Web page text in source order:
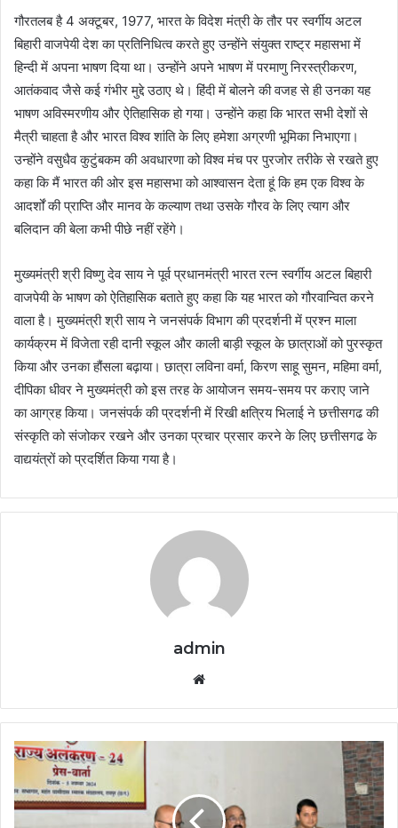
गौरतलब है 4 अक्टूबर, 1977, भारत के विदेश मंत्री के तौर पर स्वर्गीय अटल
बिहारी वाजपेयी देश का प्रतिनिधित्व करते हुए उन्होंने संयुक्त राष्ट्र महासभा में
हिन्दी में अपना भाषण दिया था। उन्होंने अपने भाषण में परमाणु निरस्त्रीकरण,
आतंकवाद जैसे कई गंभीर मुद्दे उठाए थे। हिंदी में बोलने की वजह से ही उनका यह
भाषण अविस्मरणीय और ऐतिहासिक हो गया। उन्होंने कहा कि भारत सभी देशों से
मैत्री चाहता है और भारत विश्व शांति के लिए हमेशा अग्रणी भूमिका निभाएगा।
उन्होंने वसुधैव कुटुंबकम की अवधारणा को विश्व मंच पर पुरजोर तरीके से रखते हुए
कहा कि मैं भारत की ओर इस महासभा को आश्वासन देता हूं कि हम एक विश्व के
आदर्शों की प्राप्ति और मानव के कल्याण तथा उसके गौरव के लिए त्याग और
बलिदान की बेला कभी पीछे नहीं रहेंगे।
मुख्यमंत्री श्री विष्णु देव साय ने पूर्व प्रधानमंत्री भारत रत्न स्वर्गीय अटल बिहारी
वाजपेयी के भाषण को ऐतिहासिक बताते हुए कहा कि यह भारत को गौरवान्वित करने
वाला है। मुख्यमंत्री श्री साय ने जनसंपर्क विभाग की प्रदर्शनी में प्रश्न माला
कार्यक्रम में विजेता रही दानी स्कूल और काली बाड़ी स्कूल के छात्राओं को पुरस्कृत
किया और उनका हौंसला बढ़ाया। छात्रा लविना वर्मा, किरण साहू सुमन, महिमा वर्मा,
दीपिका धीवर ने मुख्यमंत्री को इस तरह के आयोजन समय-समय पर कराए जाने
का आग्रह किया। जनसंपर्क की प्रदर्शनी में रिखी क्षत्रिय भिलाई ने छत्तीसगढ की
संस्कृति को संजोकर रखने और उनका प्रचार प्रसार करने के लिए छत्तीसगढ के
वाद्ययंत्रों को प्रदर्शित किया गया है।
admin